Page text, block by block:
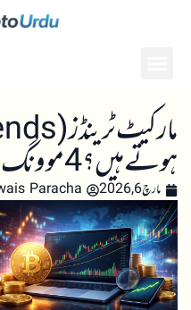
ہوتے ہیں؟ 4 موونگ ایوریج ٹولز
مارچ 6, 2026 Paracha